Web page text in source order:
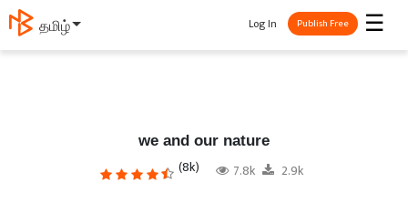
தமிழ் ☰
Log In Publish Free
we and our nature
(8k) 7.8k 2.9k